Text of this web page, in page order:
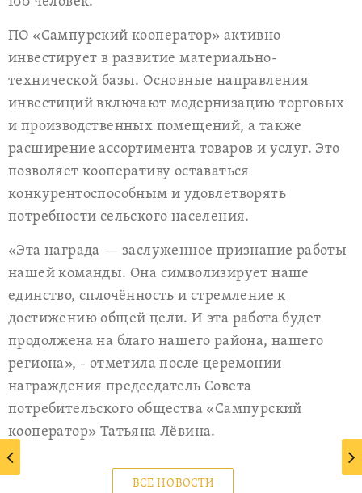
ПО «Сампурский кооператор» активно
инвестирует в развитие материально-
технической базы. Основные направления
инвестиций включают модернизацию торговых
и производственных помещений, а также
расширение ассортимента товаров и услуг. Это
позволяет кооперативу оставаться
конкурентоспособным и удовлетворять
потребности сельского населения.
«Эта награда — заслуженное признание работы
нашей команды. Она символизирует наше
единство, сплочённость и стремление к
достижению общей цели. И эта работа будет
продолжена на благо нашего района, нашего
региона», - отметила после церемонии
награждения председатель Совета
потребительского общества «Сампурский
кооператор» Татьяна Лёвина.
ВСЕ НОВОСТИ